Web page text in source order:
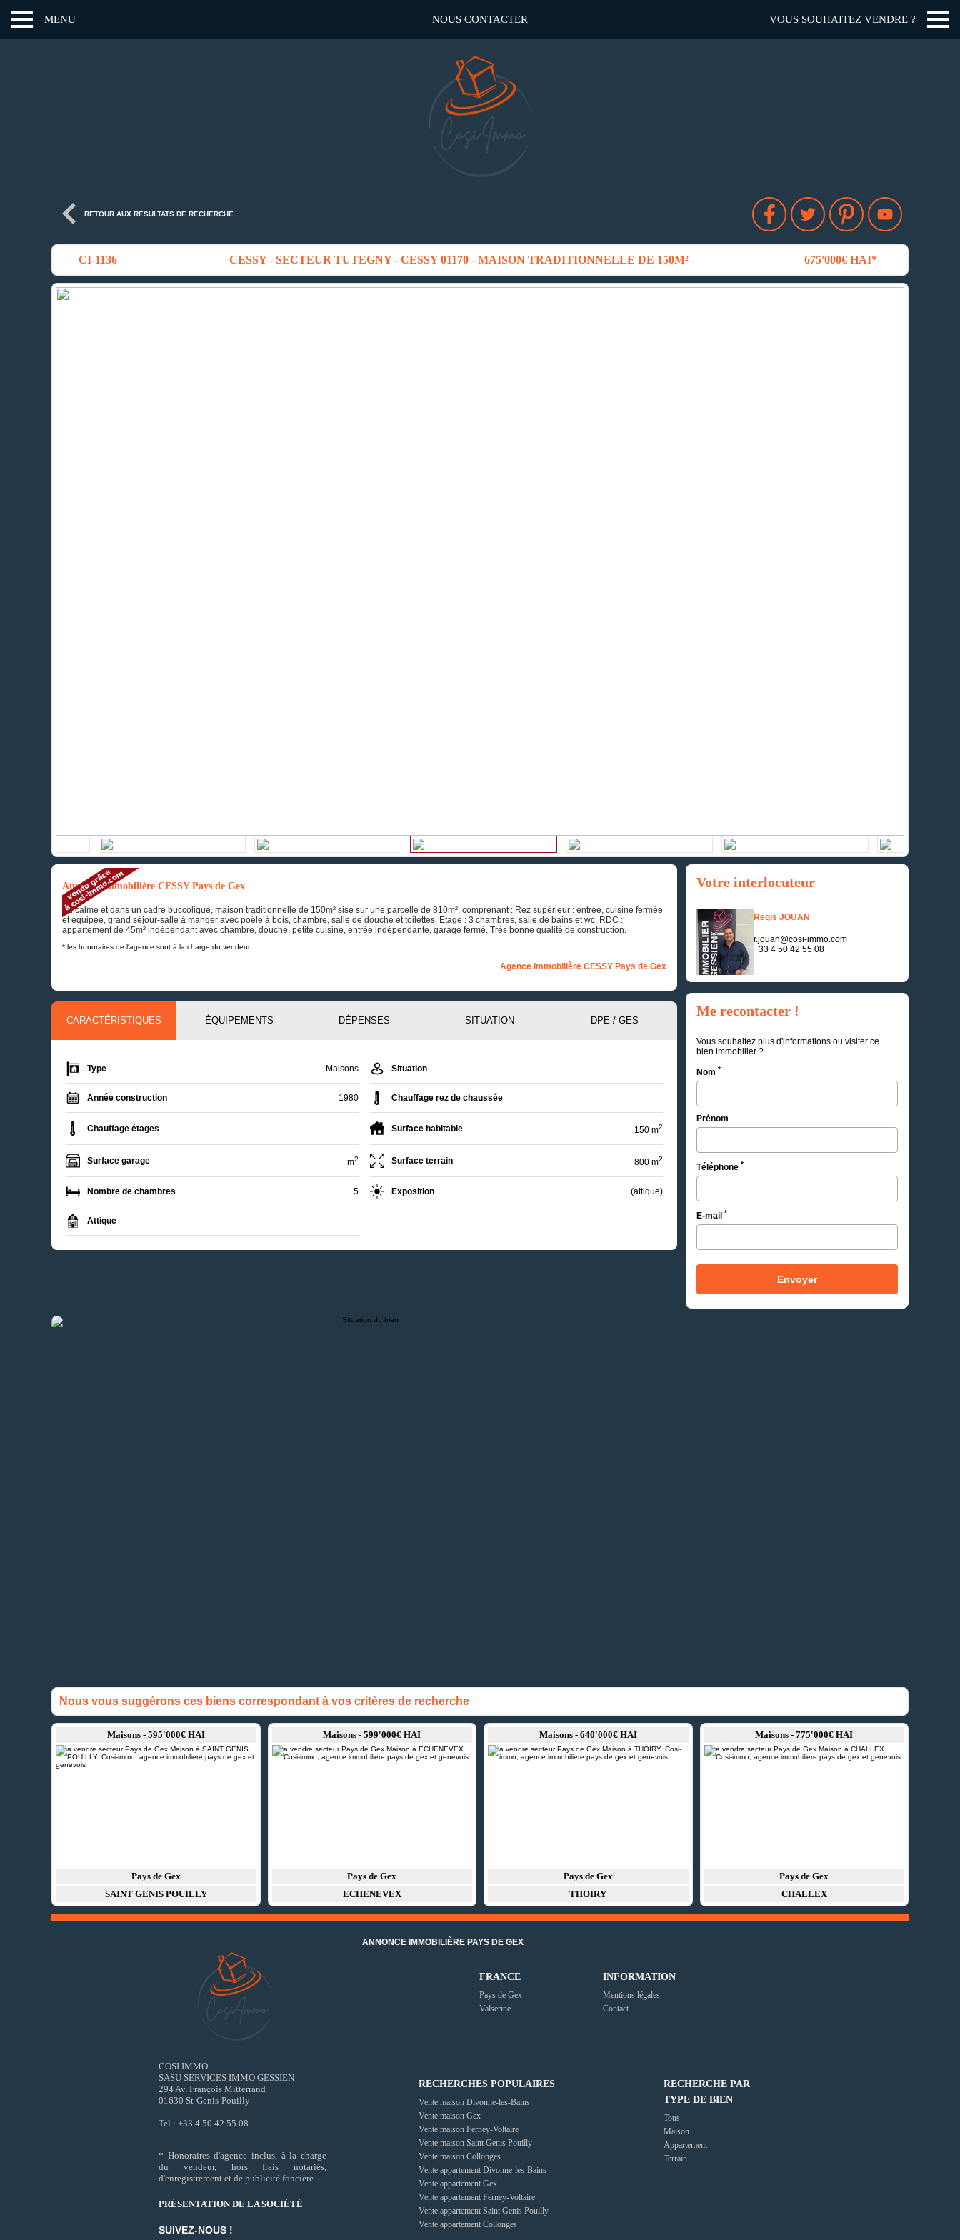
MENU NOUS CONTACTER VOUS SOUHAITEZ VENDRE ?
RETOUR AUX RESULTATS DE RECHERCHE
CI-1136 CESSY - SECTEUR TUTEGNY - CESSY 01170 - MAISON TRADITIONNELLE DE 150M² 675'000€ HAI*
Annonce immobilière CESSY Pays de Gex
Au calme et dans un cadre buccolique, maison traditionnelle de 150m² sise sur une parcelle de 810m², comprenant : Rez supérieur : entrée, cuisine fermée
et équipée, grand séjour-salle à manger avec poêle à bois, chambre, salle de douche et toilettes. Etage : 3 chambres, salle de bains et wc. RDC :
appartement de 45m² indépendant avec chambre, douche, petite cuisine, entrée indépendante, garage fermé. Très bonne qualité de construction.
* les honoraires de l'agence sont à la charge du vendeur
Agence immobilière CESSY Pays de Gex
CARACTÉRISTIQUES ÉQUIPEMENTS DÉPENSES SITUATION DPE / GES
Type Maisons Situation
Année construction 1980 Chauffage rez de chaussée
Chauffage étages Surface habitable 150 m2
Surface garage m2 Surface terrain 800 m2
Nombre de chambres 5 Exposition (attique)
Attique
Votre interlocuteur
Regis JOUAN
r.jouan@cosi-immo.com
+33 4 50 42 55 08
Me recontacter !
Vous souhaitez plus d'informations ou visiter ce
bien immobilier ?
Nom *
Prénom
Téléphone *
E-mail *
Envoyer
Nous vous suggérons ces biens correspondant à vos critères de recherche
Maisons - 595'000€ HAI
Pays de Gex
SAINT GENIS POUILLY
Maisons - 599'000€ HAI
Pays de Gex
ECHENEVEX
Maisons - 640'000€ HAI
Pays de Gex
THOIRY
Maisons - 775'000€ HAI
Pays de Gex
CHALLEX
COSI IMMO
SASU SERVICES IMMO GESSIEN
294 Av. François Mitterrand
01630 St-Genis-Pouilly
Tel.: +33 4 50 42 55 08
* Honoraires d'agence inclus, à la charge
du vendeur, hors frais notariés,
d'enregistrement et de publicité foncière
PRÉSENTATION DE LA SOCIÉTÉ
SUIVEZ-NOUS !
ANNONCE IMMOBILIÈRE PAYS DE GEX
FRANCE
Pays de Gex
Valserine
INFORMATION
Mentions légales
Contact
RECHERCHES POPULAIRES
Vente maison Divonne-les-Bains
Vente maison Gex
Vente maison Ferney-Voltaire
Vente maison Saint Genis Pouilly
Vente maison Collonges
Vente appartement Divonne-les-Bains
Vente appartement Gex
Vente appartement Ferney-Voltaire
Vente appartement Saint Genis Pouilly
Vente appartement Collonges
RECHERCHE PAR
TYPE DE BIEN
Tous
Maison
Appartement
Terrain